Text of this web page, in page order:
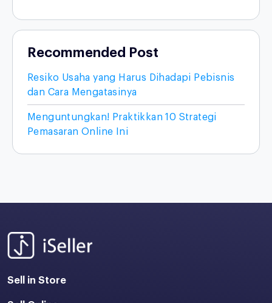
Recommended Post
Resiko Usaha yang Harus Dihadapi Pebisnis
dan Cara Mengatasinya
Menguntungkan! Praktikkan 10 Strategi
Pemasaran Online Ini
Sell in Store